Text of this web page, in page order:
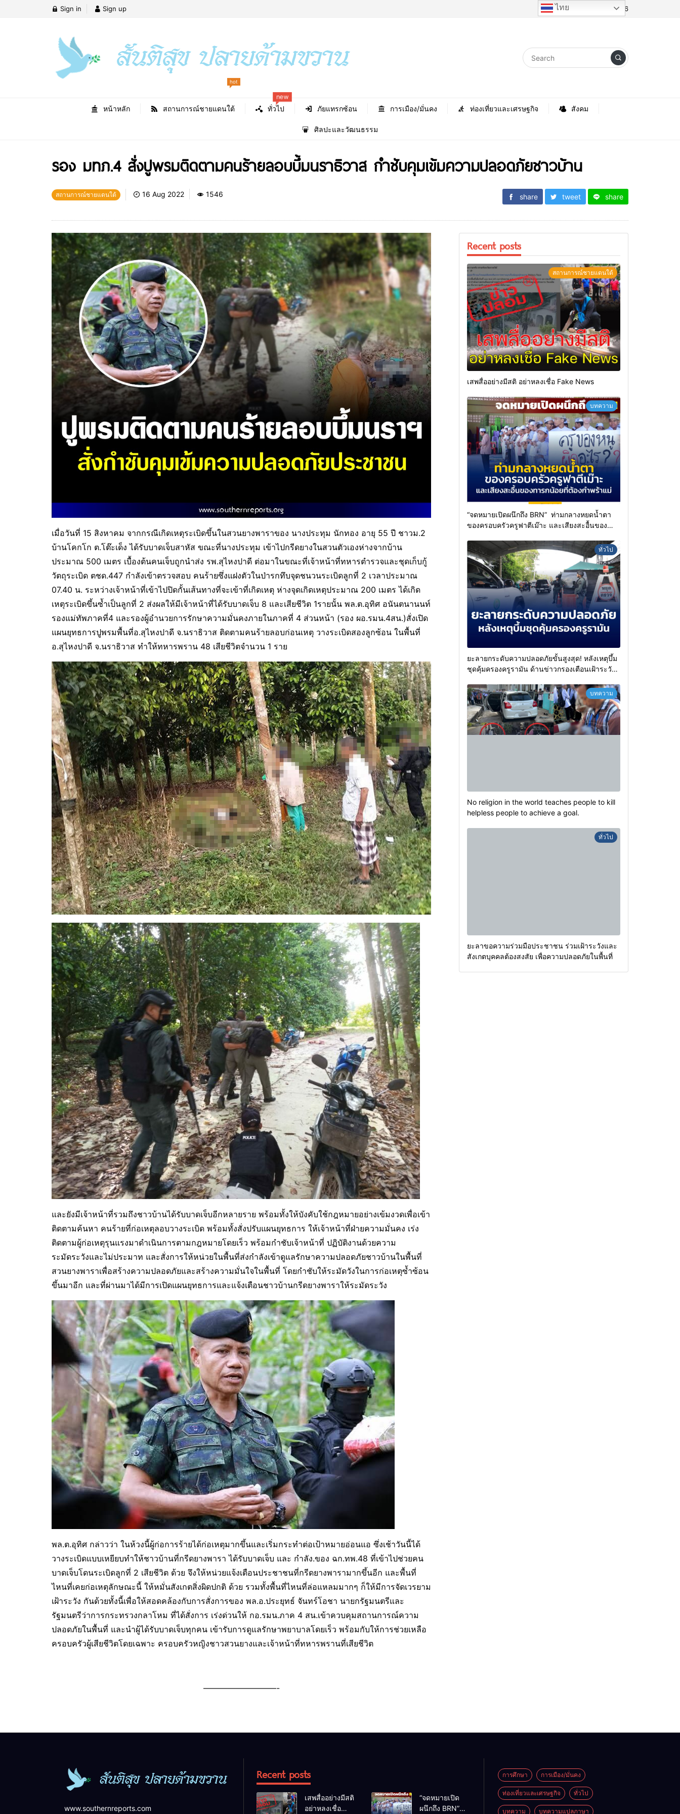
Sign in Sign up Thursday, 6 August 2026
หน้าหลัก สถานการณ์ชายแดนใต้ ทั่วไป
new
ภัยแทรกซ้อน การเมือง/มั่นคง ท่องเที่ยวและเศรษฐกิจ สังคม
ศิลปะและวัฒนธรรม
รอง มทภ.4 สั่งปูพรมติดตามคนร้ายลอบบึ้มนราธิวาส กำชับคุมเข้มความปลอดภัยชาวบ้าน
สถานการณ์ชายแดนใต้ 16 Aug 2022 1546 share tweet share
เมื่อวันที่ 15 สิงหาคม จากกรณีเกิดเหตุระเบิดขึ้นในสวนยางพาราของ นางประทุม นักทอง อายุ 55 ปี ชาวม.2
บ้านโคกโก ต.โต๊ะเด็ง ได้รับบาดเจ็บสาหัส ขณะที่นางประทุม เข้าไปกรีดยางในสวนตัวเองห่างจากบ้าน
ประมาณ 500 เมตร เบื้องต้นคนเจ็บถูกนำส่ง รพ.สุไหงปาดี ต่อมาในขณะที่เจ้าหน้าที่ทหารตำรวจและชุดเก็บกู้
วัตถุระเบิด ตชด.447 กำลังเข้าตรวจสอบ คนร้ายซึ่งแฝงตัวในป่ารกทึบจุดชนวนระเบิดลูกที่ 2 เวลาประมาณ
07.40 น. ระหว่างเจ้าหน้าที่เข้าไปปิดกั้นเส้นทางที่จะเข้าที่เกิดเหตุ ห่างจุดเกิดเหตุประมาณ 200 เมตร ได้เกิด
เหตุระเบิดขึ้นซ้ำเป็นลูกที่ 2 ส่งผลให้มีเจ้าหน้าที่ได้รับบาดเจ็บ 8 และเสียชีวิต 1รายนั้น พล.ต.อุทิศ อนันตนานนท์
รองแม่ทัพภาคที่4 และรองผู้อำนวยการรักษาความมั่นคงภายในภาคที่ 4 ส่วนหน้า (รอง ผอ.รมน.4สน.)สั่งเปิด
แผนยุทธการปูพรมพื้นที่อ.สุไหงปาดี จ.นราธิวาส ติดตามคนร้ายลอบก่อนเหตุ วางระเบิดสองลูกซ้อน ในพื้นที่
อ.สุไหงปาดี จ.นราธิวาส ทำให้ทหารพราน 48 เสียชีวิตจำนวน 1 ราย
และยังมีเจ้าหน้าที่รวมถึงชาวบ้านได้รับบาดเจ็บอีกหลายราย พร้อมทั้งให้บังคับใช้กฎหมายอย่างเข้มงวดเพื่อเข้า
ติดตามค้นหา คนร้ายที่ก่อเหตุลอบวางระเบิด พร้อมทั้งสั่งปรับแผนยุทธการ ให้เจ้าหน้าที่ฝ่ายความมั่นคง เร่ง
ติดตามผู้ก่อเหตุรุนแรงมาดำเนินการตามกฎหมายโดยเร็ว พร้อมกำชับเจ้าหน้าที่ ปฏิบัติงานด้วยความ
ระมัดระวังและไม่ประมาท และสั่งการให้หน่วยในพื้นที่ส่งกำลังเข้าดูแลรักษาความปลอดภัยชาวบ้านในพื้นที่
สวนยางพาราเพื่อสร้างความปลอดภัยและสร้างความมั่นใจในพื้นที่ โดยกำชับให้ระมัดวังในการก่อเหตุซ้ำซ้อน
ขึ้นมาอีก และที่ผ่านมาได้มีการเปิดแผนยุทธการและแจ้งเตือนชาวบ้านกรีดยางพาราให้ระมัดระวัง
พล.ต.อุทิศ กล่าวว่า ในห้วงนี้ผู้ก่อการร้ายได้ก่อเหตุมากขึ้นและเริ่มกระทำต่อเป้าหมายอ่อนแอ ซึ่งเช้าวันนี้ได้
วางระเบิดแบบเหยียบทำให้ชาวบ้านที่กรีดยางพารา ได้รับบาดเจ็บ และ กำลัง.ของ ฉก.ทพ.48 ที่เข้าไปช่วยคน
บาดเจ็บโดนระเบิดลูกที่ 2 เสียชีวิต ด้วย จึงให้หน่วยแจ้งเตือนประชาชนที่กรีดยางพารามากขึ้นอีก และพื้นที่
ไหนที่เคยก่อเหตุลักษณะนี้ ให้หมั่นสังเกตสิ่งผิดปกติ ด้วย รวมทั้งพื้นที่ไหนที่ล่อแหลมมากๆ ก็ให้มีการจัดเวรยาม
เฝ้าระวัง กันด้วยทั้งนี้เพื่อให้สอดคล้องกับการสั่งการของ พล.อ.ประยุทธ์ จันทร์โอชา นายกรัฐมนตรีและ
รัฐมนตรีว่าการกระทรวงกลาโหม ที่ได้สั่งการ เร่งด่วนให้ กอ.รมน.ภาค 4 สน.เข้าควบคุมสถานการณ์ความ
ปลอดภัยในพื้นที่ และนำผู้ได้รับบาดเจ็บทุกคน เข้ารับการดูแลรักษาพยาบาลโดยเร็ว พร้อมกับให้การช่วยเหลือ
ครอบครัวผู้เสียชีวิตโดยเฉพาะ ครอบครัวหญิงชาวสวนยางและเจ้าหน้าที่ทหารพรานที่เสียชีวิต
—————————-
Recent posts
สถานการณ์ชายแดนใต้
เสพสื่ออย่างมีสติ อย่าหลงเชื่อ Fake News
บทความ
“จดหมายเปิดผนึกถึง BRN” ท่ามกลางหยดน้ำตา
ของครอบครัวครูฟาตีเม๊าะ และเสียงสะอื้นของ
ทั่วไป
ยะลายกระดับความปลอดภัยขั้นสูงสุด! หลังเหตุบึ้ม
ชุดคุ้มครองครูรามัน ด้านข่าวกรองเตือนเฝ้าระวัง
บทความ
No religion in the world teaches people to kill
helpless people to achieve a goal.
ทั่วไป
ยะลาขอความร่วมมือประชาชน ร่วมเฝ้าระวังและ
สังเกตบุคคลต้องสงสัย เพื่อความปลอดภัยในพื้นที่
ไทย
www.southernreports.com
Recent posts
เสพสื่ออย่างมีสติ
อย่าหลงเชื่อ
“จดหมายเปิด
ผนึกถึง BRN”
การศึกษา การเมือง/มั่นคง
ท่องเที่ยวและเศรษฐกิจ ทั่วไป
บทความ บทความแปลภาษา